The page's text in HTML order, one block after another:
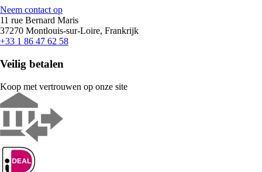
Neem contact op
11 rue Bernard Maris
37270 Montlouis-sur-Loire, Frankrijk
+33 1 86 47 62 58
Veilig betalen
Koop met vertrouwen op onze site